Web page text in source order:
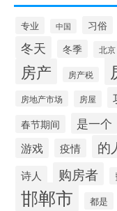
专业 中国 习俗
冬天 冬季 北京
房产 房产税
房地产市场 房屋
春节期间 是一个
游戏 疫情 的
诗人 购房者
邯郸市 都是